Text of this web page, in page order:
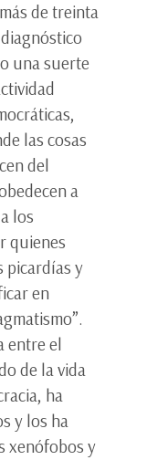
de treinta
una suerte
las cosas
del
a
los
quienes
picardías y
en
entre el
de la vida
ha
y los ha
xenófobos y